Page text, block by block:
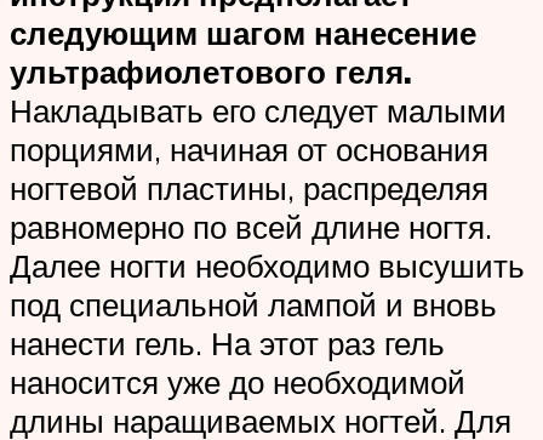
следующим шагом нанесение
ультрафиолетового геля.
Накладывать его следует малыми
порциями, начиная от основания
ногтевой пластины, распределяя
равномерно по всей длине ногтя.
Далее ногти необходимо высушить
под специальной лампой и вновь
нанести гель. На этот раз гель
наносится уже до необходимой
длины наращиваемых ногтей. Для